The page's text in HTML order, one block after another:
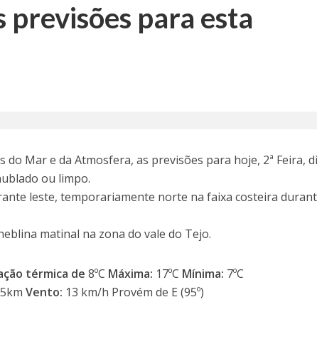
para esta
Mar e da Atmosfera, as previsões para hoje, 2ª Feira,
ou limpo.
leste, temporariamente norte na faixa costeira
matinal na zona do vale do Tejo.
térmica de 8ºC Máxima: 17ºC Mínima: 7ºC
Vento: 13 km/h Provém de E (95º)